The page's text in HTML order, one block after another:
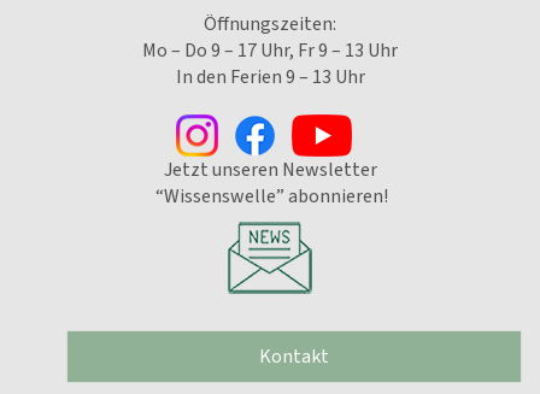
Öffnungszeiten:
Mo – Do 9 – 17 Uhr, Fr 9 – 13 Uhr
In den Ferien 9 – 13 Uhr
Jetzt unseren Newsletter
“Wissenswelle” abonnieren!
Kontakt